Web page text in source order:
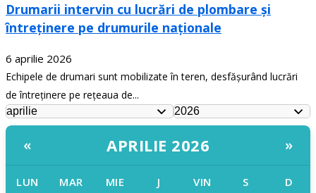
Drumarii intervin cu lucrări de plombare și
întreținere pe drumurile naționale
6 aprilie 2026
Echipele de drumari sunt mobilizate în teren, desfășurând lucrări
de întreținere pe rețeaua de...
« APRILIE 2026 »
LUN MAR MIE J VIN S D